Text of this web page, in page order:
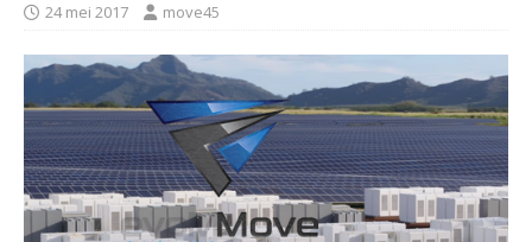
24 mei 2017 move45